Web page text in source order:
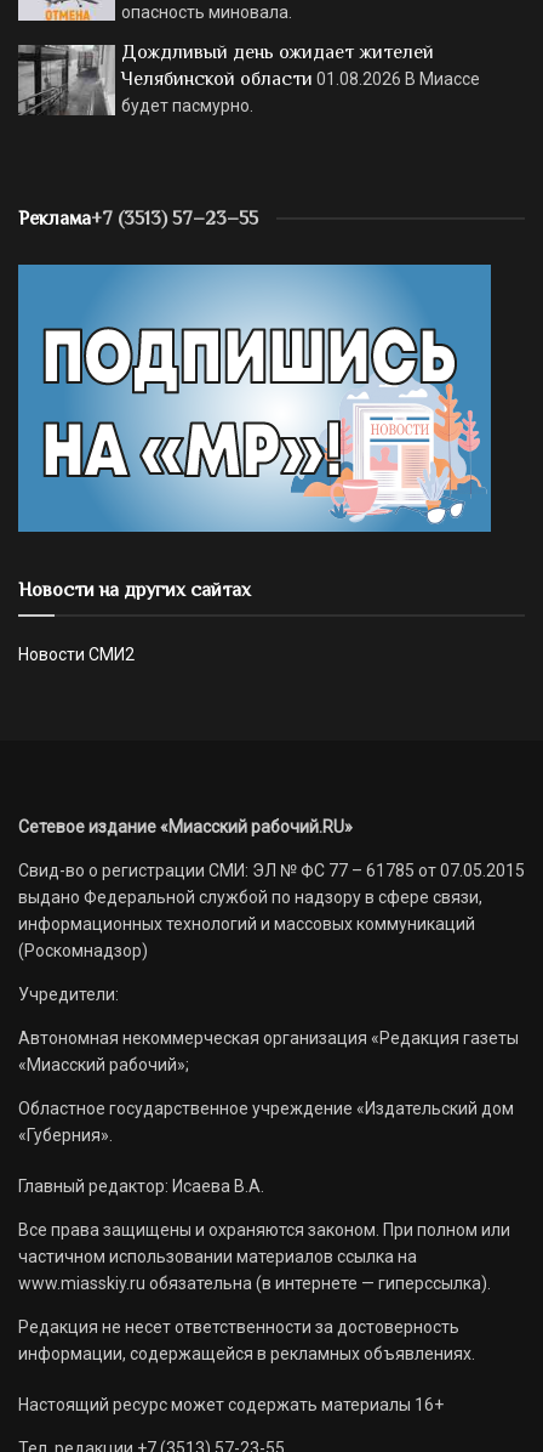
опасность миновала.
Дождливый день ожидает жителей
Челябинской области 01.08.2026 В Миассе
будет пасмурно.
Реклама+7 (3513) 57–23–55
Новости на других сайтах
Новости СМИ2
Сетевое издание «Миасский рабочий.RU»
Свид-во о регистрации СМИ: ЭЛ № ФС 77 – 61785 от 07.05.2015
выдано Федеральной службой по надзору в сфере связи,
информационных технологий и массовых коммуникаций
(Роскомнадзор)
Учредители:
Автономная некоммерческая организация «Редакция газеты
«Миасский рабочий»;
Областное государственное учреждение «Издательский дом
«Губерния».
Главный редактор: Исаева В.А.
Все права защищены и охраняются законом. При полном или
частичном использовании материалов ссылка на
www.miasskiy.ru обязательна (в интернете — гиперссылка).
Редакция не несет ответственности за достоверность
информации, содержащейся в рекламных объявлениях.
Настоящий ресурс может содержать материалы 16+
Тел. редакции +7 (3513) 57-23-55